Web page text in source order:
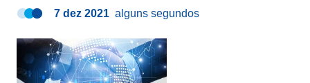
7 dez 2021 alguns segundos